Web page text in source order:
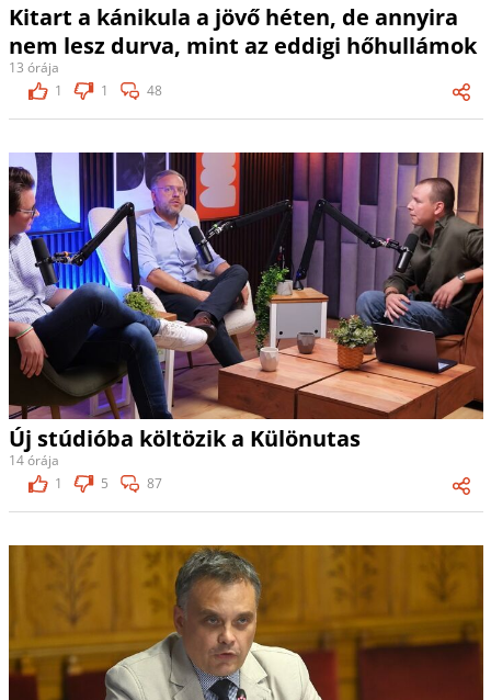
Kitart a kánikula a jövő héten, de annyira
nem lesz durva, mint az eddigi hőhullámok
13 órája
1
1 48
Új stúdióba költözik a Különutas
14 órája
1
5 87